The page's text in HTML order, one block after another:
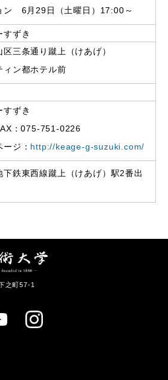
ン 6月29日（土曜日）17:00～
すずき
区三条通り蹴上（けあげ）
ン都ホテル前
すずき
：075-751-0226
ジ： http://keage-g-suzuki.com/
下鉄東西線蹴上（けあげ）駅2番出
之町57-1